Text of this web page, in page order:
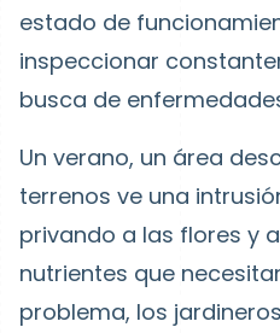
estado de
inspeccionar
busca de
Un verano, un área
terrenos ve una
privando a las flores y
nutrientes que
problema, los